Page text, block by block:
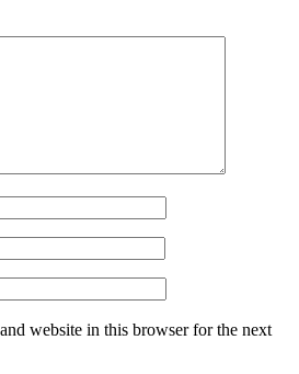
website in this browser for the next